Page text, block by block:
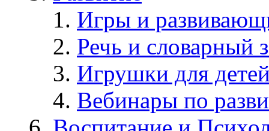
Игры и
Речь и словарный
Игрушки для
Вебинары по